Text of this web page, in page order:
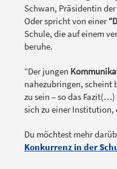
Schwan, Präsidentin
Oder spricht von einer
Schule, die auf einem
beruhe.
“Der jungen
nahezubringen, scheint
zu sein – so das
sich zu einer Institution,
Du möchtest mehr
Konkurrenz in der